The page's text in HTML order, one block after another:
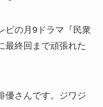
ビの月9ドラマ『民衆
最終回まで頑張れた
優さんです。ジワジ